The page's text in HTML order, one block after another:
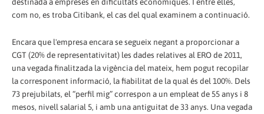
com no, es troba Citibank, el cas del qual examinem a continuació.
Encara que l'empresa encara se segueix negant a proporcionar a
CGT (20% de representativitat) les dades relatives al ERO de 2011,
una vegada finalitzada la vigència del mateix, hem pogut recopilar
la corresponent informació, la fiabilitat de la qual és del 100%. Dels
73 prejubilats, el “perfil mig” correspon a un empleat de 55 anys i 8
mesos, nivell salarial 5, i amb una antiguitat de 33 anys. Una vegada